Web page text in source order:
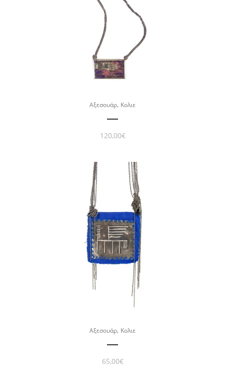
Αξεσουάρ, Κολιε
120,00€
Αξεσουάρ, Κολιε
65,00€